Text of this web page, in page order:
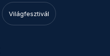
Világfesztivál